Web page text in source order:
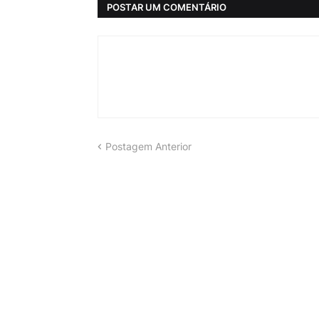
POSTAR UM COMENTÁRIO
Postagem Anterior